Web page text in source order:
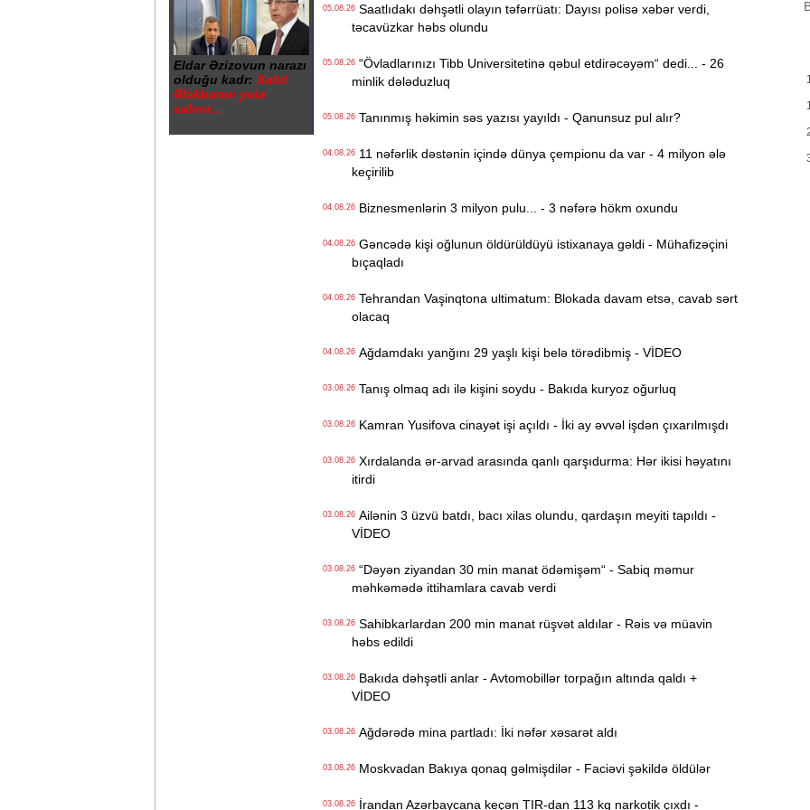
Eldar Əzizovun narazı
olduğu kadr: Xalid
Ələkbərov yola
salınır...
05.08.26Saatlıdakı dəhşətli olayın təfərrüatı: Dayısı polisə xəbər verdi,
təcavüzkar həbs olundu
05.08.26“Övladlarınızı Tibb Universitetinə qəbul etdirəcəyəm“ dedi... - 26
minlik dələduzluq
05.08.26Tanınmış həkimin səs yazısı yayıldı - Qanunsuz pul alır?
04.08.2611 nəfərlik dəstənin içində dünya çempionu da var - 4 milyon ələ
keçirilib
04.08.26Biznesmenlərin 3 milyon pulu... - 3 nəfərə hökm oxundu
04.08.26Gəncədə kişi oğlunun öldürüldüyü istixanaya gəldi - Mühafizəçini
bıçaqladı
04.08.26Tehrandan Vaşinqtona ultimatum: Blokada davam etsə, cavab sərt
olacaq
04.08.26Ağdamdakı yanğını 29 yaşlı kişi belə törədibmiş - VİDEO
03.08.26Tanış olmaq adı ilə kişini soydu - Bakıda kuryoz oğurluq
03.08.26Kamran Yusifova cinayət işi açıldı - İki ay əvvəl işdən çıxarılmışdı
03.08.26Xırdalanda ər-arvad arasında qanlı qarşıdurma: Hər ikisi həyatını
itirdi
03.08.26Ailənin 3 üzvü batdı, bacı xilas olundu, qardaşın meyiti tapıldı -
VİDEO
03.08.26“Dəyən ziyandan 30 min manat ödəmişəm“ - Sabiq məmur
məhkəmədə ittihamlara cavab verdi
03.08.26Sahibkarlardan 200 min manat rüşvət aldılar - Rəis və müavin
həbs edildi
03.08.26Bakıda dəhşətli anlar - Avtomobillər torpağın altında qaldı +
VİDEO
03.08.26Ağdərədə mina partladı: İki nəfər xəsarət aldı
03.08.26Moskvadan Bakıya qonaq gəlmişdilər - Faciəvi şəkildə öldülər
03.08.26İrandan Azərbaycana keçən TIR-dan 113 kq narkotik çıxdı -